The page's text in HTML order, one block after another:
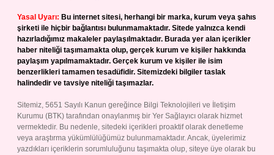
Yasal Uyarı: Bu internet sitesi, herhangi bir marka, kurum veya şahıs
şirketi ile hiçbir bağlantısı bulunmamaktadır. Sitede yalnızca kendi
hazırladığımız makaleler paylaşılmaktadır. Burada yer alan içerikler
haber niteliği taşımamakta olup, gerçek kurum ve kişiler hakkında
paylaşım yapılmamaktadır. Gerçek kurum ve kişiler ile isim
benzerlikleri tamamen tesadüfidir. Sitemizdeki bilgiler taslak
halindedir ve tavsiye niteliği taşımazlar.
Sitemiz, 5651 Sayılı Kanun gereğince Bilgi Teknolojileri ve İletişim
Kurumu (BTK) tarafından onaylanmış bir Yer Sağlayıcı olarak hizmet
vermektedir. Bu nedenle, sitedeki içerikleri proaktif olarak denetleme
veya araştırma yükümlülüğümüz bulunmamaktadır. Ancak, üyelerimiz
yazdıkları içeriklerin sorumluluğunu taşımakta olup, siteye üye olarak bu